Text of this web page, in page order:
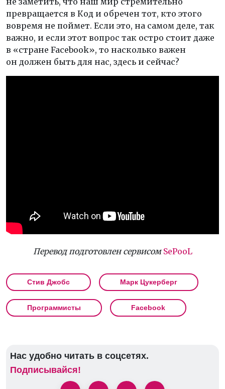
превращается в Код и обречен тот, кто этого
вовремя не поймет. Если это, на самом деле, так
важно, и если этот вопрос так остро стоит даже
в «стране Facebook», то насколько важен
он должен быть для нас, здесь и сейчас?
Перевод подготовлен сервисомSePooL
Стив Джобс Марк Цукерберг
Программисты Facebook
Нас удобно читать в соцсетях.
Подписывайся!